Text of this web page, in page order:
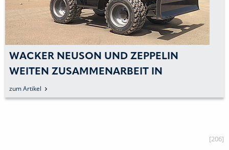
WACKER NEUSON UND ZEPPELIN
WEITEN ZUSAMMENARBEIT IN
DEUTSCHLAND AUS
zum Artikel
[206]